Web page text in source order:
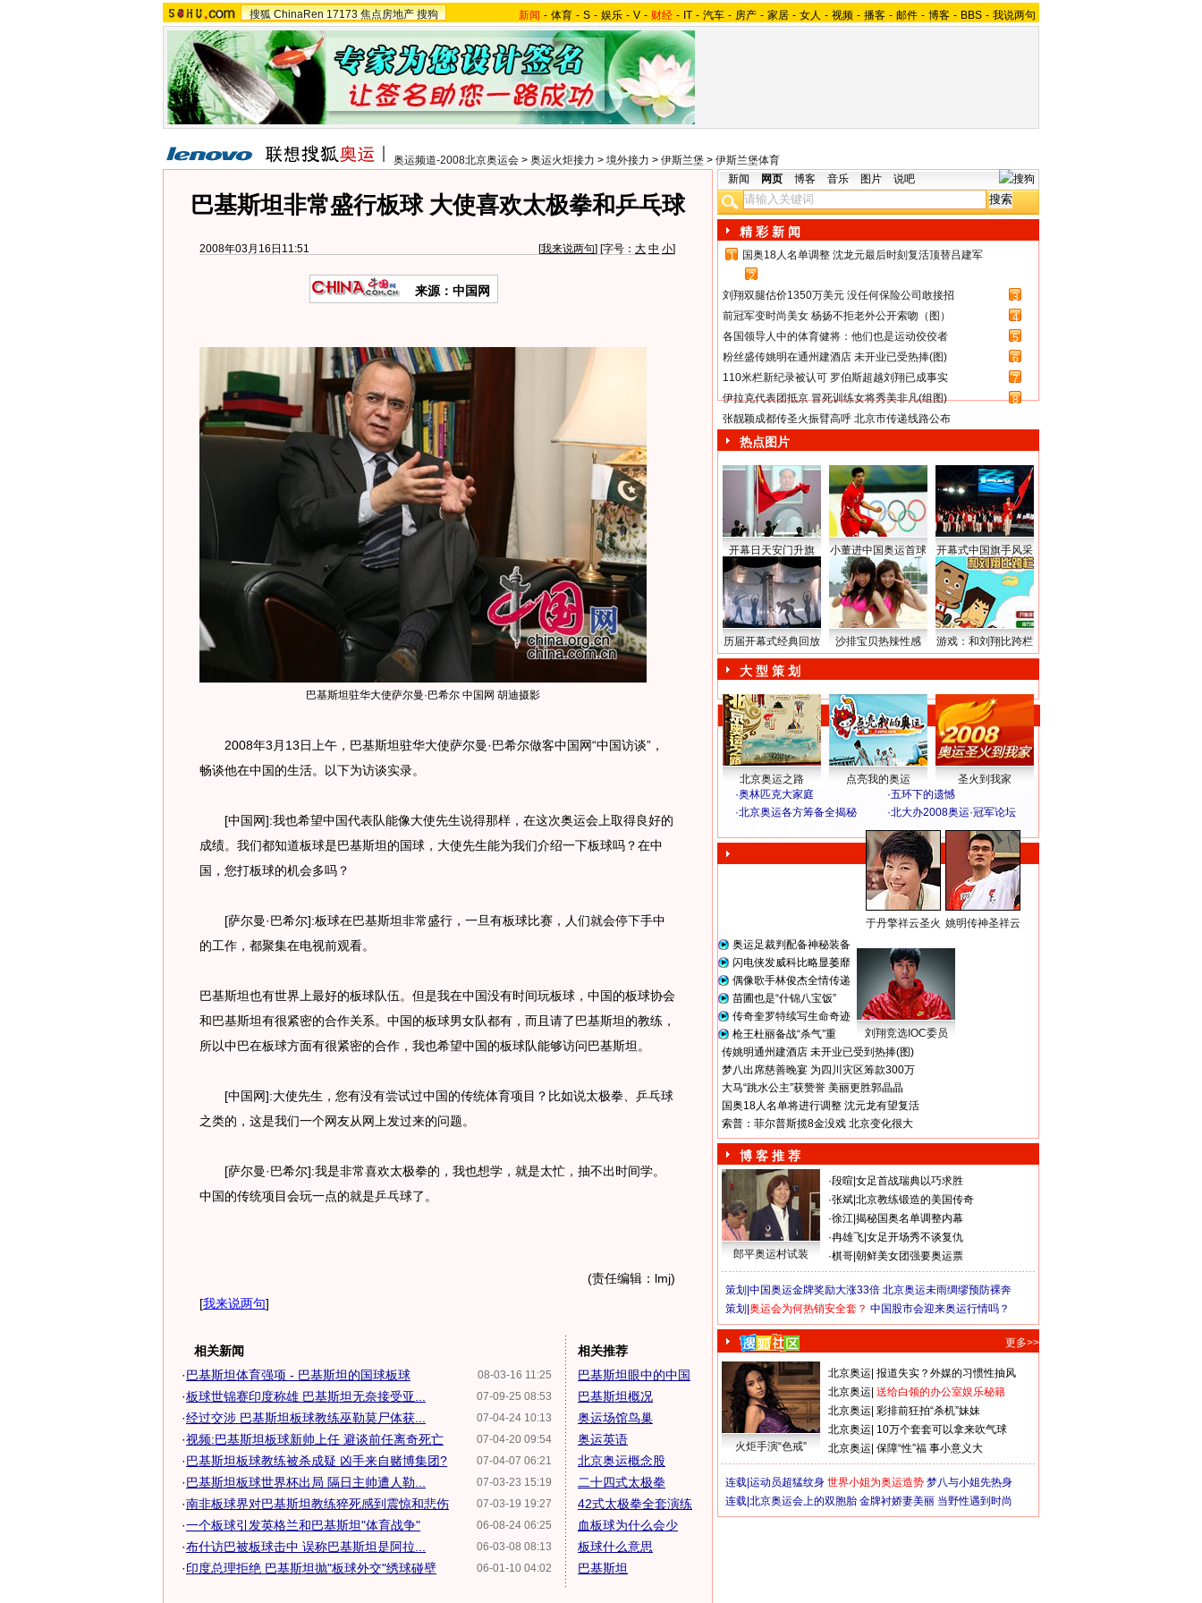
搜狐 ChinaRen 17173 焦点房地产 搜狗 新闻 - 体育 - S - 娱乐 - V - 财经 - IT - 汽车 - 房产 - 家居 - 女人 - 视频 - 播客 - 邮件 - 博客 - BBS - 我说两句
奥运频道-2008北京奥运会 > 奥运火炬接力 > 境外接力 > 伊斯兰堡 > 伊斯兰堡体育
巴基斯坦非常盛行板球 大使喜欢太极拳和乒乓球
2008年03月16日11:51 [我来说两句] [字号： 大 中 小]
来源：中国网
巴基斯坦驻华大使萨尔曼·巴希尔 中国网 胡迪摄影
2008年3月13日上午，巴基斯坦驻华大使萨尔曼·巴希尔做客中国网“中国访谈”，
畅谈他在中国的生活。以下为访谈实录。
[中国网]:我也希望中国代表队能像大使先生说得那样，在这次奥运会上取得良好的
成绩。我们都知道板球是巴基斯坦的国球，大使先生能为我们介绍一下板球吗？在中
国，您打板球的机会多吗？
[萨尔曼·巴希尔]:板球在巴基斯坦非常盛行，一旦有板球比赛，人们就会停下手中
的工作，都聚集在电视前观看。
巴基斯坦也有世界上最好的板球队伍。但是我在中国没有时间玩板球，中国的板球协会
和巴基斯坦有很紧密的合作关系。中国的板球男女队都有，而且请了巴基斯坦的教练，
所以中巴在板球方面有很紧密的合作，我也希望中国的板球队能够访问巴基斯坦。
[中国网]:大使先生，您有没有尝试过中国的传统体育项目？比如说太极拳、乒乓球
之类的，这是我们一个网友从网上发过来的问题。
[萨尔曼·巴希尔]:我是非常喜欢太极拳的，我也想学，就是太忙，抽不出时间学。
中国的传统项目会玩一点的就是乒乓球了。
(责任编辑：lmj)
[我来说两句]
相关新闻
08-03-16 11:25
·巴基斯坦体育强项 - 巴基斯坦的国球板球
07-09-25 08:53
·板球世锦赛印度称雄 巴基斯坦无奈接受亚...
07-04-24 10:13
·经过交涉 巴基斯坦板球教练巫勒莫尸体获...
07-04-20 09:54
·视频:巴基斯坦板球新帅上任 避谈前任离奇死亡
07-04-07 06:21
·巴基斯坦板球教练被杀成疑 凶手来自赌博集团?
07-03-23 15:19
·巴基斯坦板球世界杯出局 隔日主帅遭人勒...
07-03-19 19:27
·南非板球界对巴基斯坦教练猝死感到震惊和悲伤
06-08-24 06:25
·一个板球引发英格兰和巴基斯坦"体育战争"
06-03-08 08:13
·布什访巴被板球击中 误称巴基斯坦是阿拉...
06-01-10 04:02
·印度总理拒绝 巴基斯坦抛"板球外交"绣球碰壁
相关推荐
巴基斯坦眼中的中国
巴基斯坦概况
奥运场馆鸟巢
奥运英语
北京奥运概念股
二十四式太极拳
42式太极拳全套演练
血板球为什么会少
板球什么意思
巴基斯坦
新闻 网页 博客 音乐 图片 说吧
精 彩 新 闻
1
国奥18人名单调整 沈龙元最后时刻复活顶替吕建军
2
刘翔双腿估价1350万美元 没任何保险公司敢接招
3
前冠军变时尚美女 杨扬不拒老外公开索吻（图）
4
各国领导人中的体育健将：他们也是运动佼佼者
5
粉丝盛传姚明在通州建酒店 未开业已受热捧(图)
6
110米栏新纪录被认可 罗伯斯超越刘翔已成事实
7
伊拉克代表团抵京 冒死训练女将秀美非凡(组图)
8
张靓颖成都传圣火振臂高呼 北京市传递线路公布
热点图片
开幕日天安门升旗 小董进中国奥运首球 开幕式中国旗手风采
历届开幕式经典回放 沙排宝贝热辣性感 游戏：和刘翔比跨栏
大 型 策 划
北京奥运之路 点亮我的奥运
圣火到我家
·奥林匹克大家庭 ·五环下的遗憾
·北京奥运各方筹备全揭秘 ·北大办2008奥运·冠军论坛
于丹擎祥云圣火 姚明传神圣祥云
奥运足裁判配备神秘装备
闪电侠发威科比略显萎靡
偶像歌手林俊杰全情传递
苗圃也是“什锦八宝饭”
传奇奎罗特续写生命奇迹
枪王杜丽备战“杀气”重
刘翔竞选IOC委员
传姚明通州建酒店 未开业已受到热捧(图)
梦八出席慈善晚宴 为四川灾区筹款300万
大马“跳水公主”获赞誉 美丽更胜郭晶晶
国奥18人名单将进行调整 沈元龙有望复活
索普：菲尔普斯揽8金没戏 北京变化很大
博 客 推 荐
郎平奥运村试装
·段暄 女足首战瑞典以巧求胜
·张斌 北京教练锻造的美国传奇
·徐江 揭秘国奥名单调整内幕
·冉雄飞 女足开场秀不谈复仇
·棋哥 朝鲜美女团强要奥运票
策划| 中国奥运金牌奖励大涨33倍 北京奥运未雨绸缪预防裸奔
策划| 奥运会为何热销安全套？ 中国股市会迎来奥运行情吗？
更多>>
火炬手演“色戒”
北京奥运 报道失实？外媒的习惯性抽风
北京奥运 送给白领的办公室娱乐秘籍
北京奥运 彩排前狂拍“杀机”妹妹
北京奥运 10万个套套可以拿来吹气球
北京奥运 保障“性”福 事小意义大
连载| 运动员超猛纹身 世界小姐为奥运造势 梦八与小姐先热身
连载| 北京奥运会上的双胞胎 金牌衬娇妻美丽 当野性遇到时尚